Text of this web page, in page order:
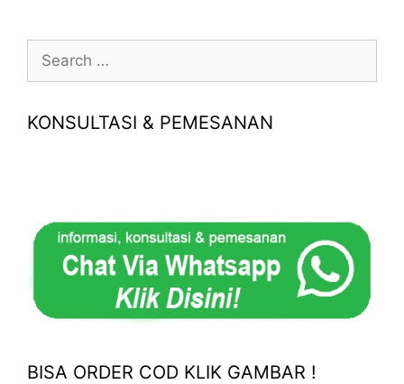
Search
for:
KONSULTASI & PEMESANAN
BISA ORDER COD KLIK GAMBAR !